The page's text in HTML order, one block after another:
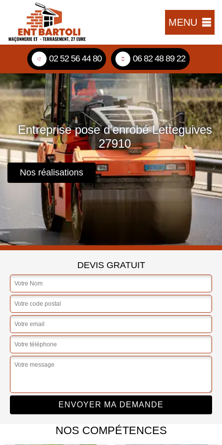
MENU
02 52 56 44 80 06 82 48 89 22
Entreprise pose d'enrobé Letteguives
27910
Nos réalisations
DEVIS GRATUIT
NOS COMPÉTENCES